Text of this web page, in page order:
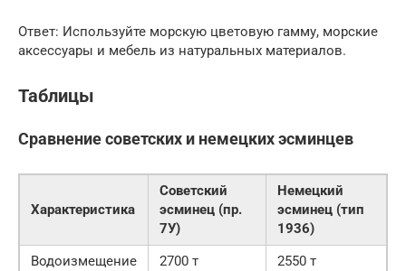
Ответ: Используйте морскую цветовую гамму, морские
аксессуары и мебель из натуральных материалов.
Таблицы
Сравнение советских и немецких эсминцев
Характеристика
Советский
эсминец (пр.
7У)
Немецкий
эсминец (тип
1936)
Водоизмещение
2700 т
2550 т